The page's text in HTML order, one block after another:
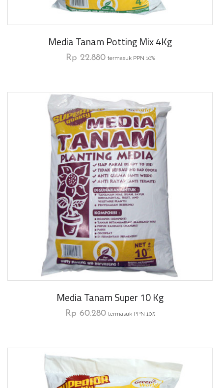
Media Tanam Potting Mix 4Kg
Rp 22.880 termasuk PPN 10%
Media Tanam Super 10 Kg
Rp 60.280 termasuk PPN 10%